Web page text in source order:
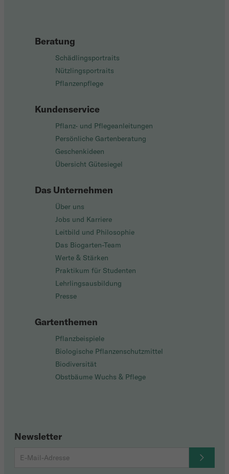
Beratung
Schädlingsportraits
Nützlingsportraits
Pflanzenpflege
Kundenservice
Pflanz- und Pflegeanleitungen
Persönliche Gartenberatung
Geschenkideen
Übersicht Gütesiegel
Das Unternehmen
Über uns
Jobs und Karriere
Leitbild und Philosophie
Das Biogarten-Team
Werte & Stärken
Praktikum für Studenten
Lehrlingsausbildung
Presse
Gartenthemen
Pflanzbeispiele
Biologische Pflanzenschutzmittel
Biodiversität
Obstbäume Wuchs & Pflege
Newsletter